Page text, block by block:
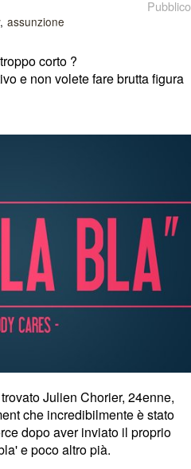
Pubblico
assunzione
corto ?
e non volete fare brutta figura
Julien Chorier, 24enne,
che incredibilmenteè stato
dopo aver inviato il proprio
' e poco altro pià.